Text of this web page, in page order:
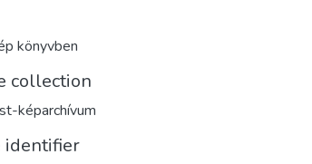
könyvben
collection
képarchívum
identifier